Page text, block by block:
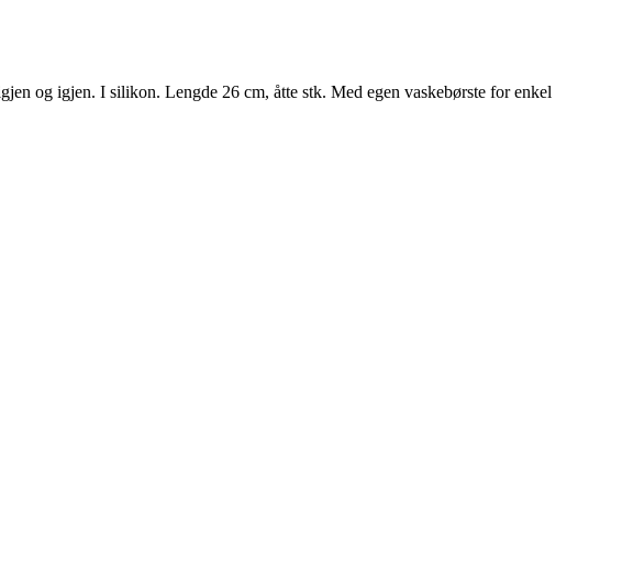
og igjen. I silikon. Lengde 26 cm, åtte stk. Med egen vaskebørste for enkel